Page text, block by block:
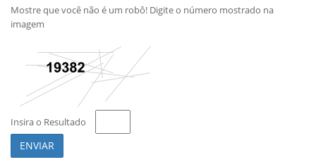
Mostre que você não é um robô! Digite o número mostrado na
imagem
Insira o Resultado
ENVIAR